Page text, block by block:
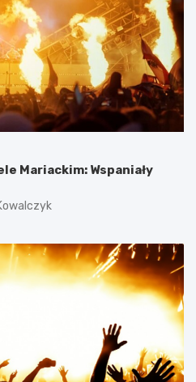
Mariackim: Wspaniały